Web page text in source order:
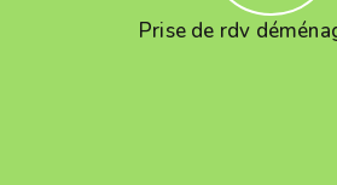
Prise de rdv